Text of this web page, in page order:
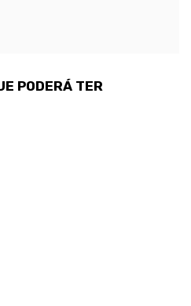
PODERÁ TER